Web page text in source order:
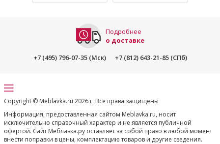
Подробнее
о доставке
+7 (495) 796-07-35 (Мск)
+7 (812) 643-21-85 (СПб)
Copyright © Meblavka.ru 2026 г. Все права защищены
Информация, предоставленная сайтом Meblavka.ru, носит
исключительно справочный характер и не является публичной
офертой. Сайт Меблавка.ру оставляет за собой право в любой момент
внести поправки в цены, комплектацию товаров и другие сведения.